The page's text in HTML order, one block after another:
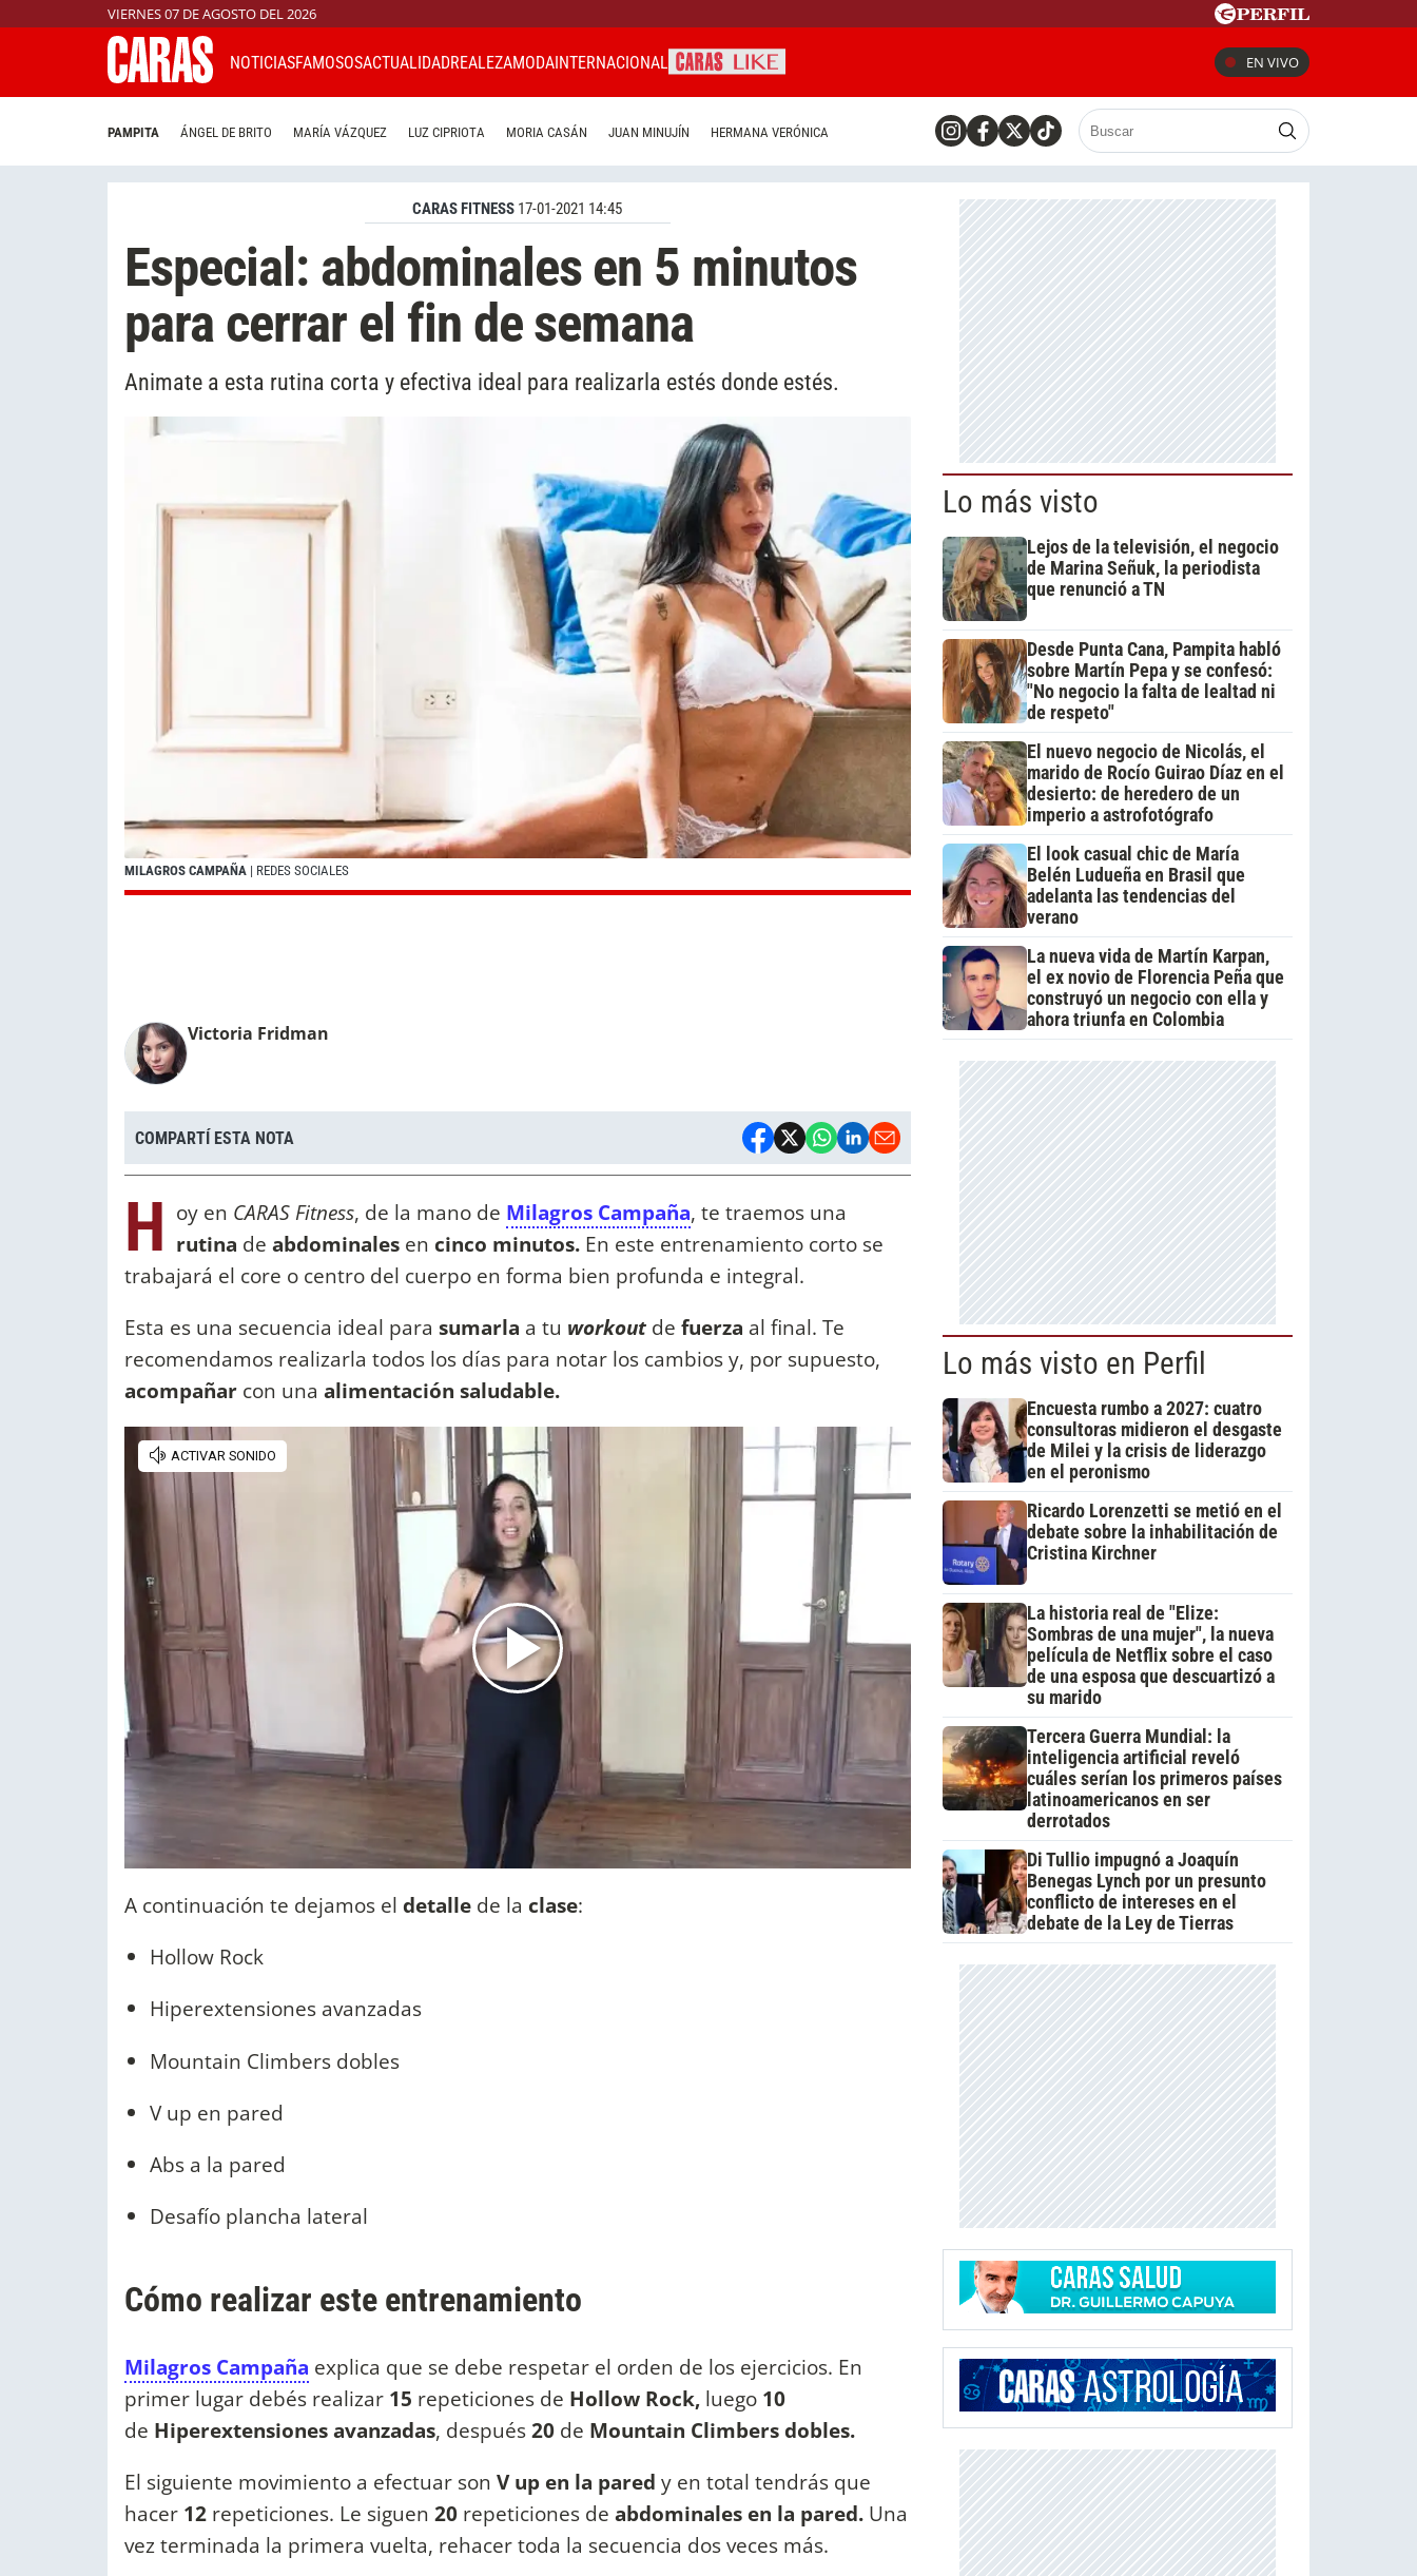
VIERNES 07 DE AGOSTO DEL 2026
NOTICIASFAMOSOSACTUALIDADREALEZAMODAINTERNACIONAL EN VIVO
PAMPITA ÁNGEL DE BRITO MARÍA VÁZQUEZ LUZ CIPRIOTA MORIA CASÁN JUAN MINUJÍN HERMANA VERÓNICA
CARAS FITNESS 17-01-2021 14:45
Especial: abdominales en 5 minutos
para cerrar el fin de semana
Animate a esta rutina corta y efectiva ideal para realizarla estés donde estés.
MILAGROS CAMPAÑA | REDES SOCIALES
Victoria Fridman
COMPARTÍ ESTA NOTA
H oy en CARAS Fitness, de la mano de Milagros Campaña, te traemos una
rutina de abdominales en cinco minutos. En este entrenamiento corto se
trabajará el core o centro del cuerpo en forma bien profunda e integral.
Esta es una secuencia ideal para sumarla a tu workout de fuerza al final. Te
recomendamos realizarla todos los días para notar los cambios y, por supuesto,
acompañar con una alimentación saludable.
A continuación te dejamos el detalle de la clase:
Hollow Rock
Hiperextensiones avanzadas
Mountain Climbers dobles
V up en pared
Abs a la pared
Desafío plancha lateral
Cómo realizar este entrenamiento
Milagros Campaña explica que se debe respetar el orden de los ejercicios. En
primer lugar debés realizar 15 repeticiones de Hollow Rock, luego 10
de Hiperextensiones avanzadas, después20 de Mountain Climbers dobles.
El siguiente movimiento a efectuar son V up en la pared y en total tendrás que
hacer 12 repeticiones. Le siguen 20 repeticiones de abdominales en la pared. Una
vez terminada la primera vuelta, rehacer toda la secuencia dos veces más.
Lo más visto
Lejos de la televisión, el negocio
de Marina Señuk, la periodista
que renunció a TN
Desde Punta Cana, Pampita habló
sobre Martín Pepa y se confesó:
"No negocio la falta de lealtad ni
de respeto"
El nuevo negocio de Nicolás, el
marido de Rocío Guirao Díaz en el
desierto: de heredero de un
imperio a astrofotógrafo
El look casual chic de María
Belén Ludueña en Brasil que
adelanta las tendencias del
verano
La nueva vida de Martín Karpan,
el ex novio de Florencia Peña que
construyó un negocio con ella y
ahora triunfa en Colombia
Lo más visto en Perfil
Encuesta rumbo a 2027: cuatro
consultoras midieron el desgaste
de Milei y la crisis de liderazgo
en el peronismo
Ricardo Lorenzetti se metió en el
debate sobre la inhabilitación de
Cristina Kirchner
La historia real de "Elize:
Sombras de una mujer", la nueva
película de Netflix sobre el caso
de una esposa que descuartizó a
su marido
Tercera Guerra Mundial: la
inteligencia artificial reveló
cuáles serían los primeros países
latinoamericanos en ser
derrotados
Di Tullio impugnó a Joaquín
Benegas Lynch por un presunto
conflicto de intereses en el
debate de la Ley de Tierras